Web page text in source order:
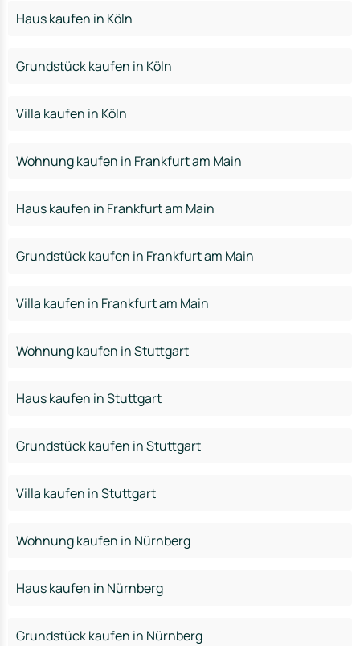
Haus kaufen in Köln
Grundstück kaufen in Köln
Villa kaufen in Köln
Wohnung kaufen in Frankfurt am Main
Haus kaufen in Frankfurt am Main
Grundstück kaufen in Frankfurt am Main
Villa kaufen in Frankfurt am Main
Wohnung kaufen in Stuttgart
Haus kaufen in Stuttgart
Grundstück kaufen in Stuttgart
Villa kaufen in Stuttgart
Wohnung kaufen in Nürnberg
Haus kaufen in Nürnberg
Grundstück kaufen in Nürnberg